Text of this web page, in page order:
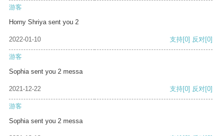
游客
Horny Shriya sent you 2
2022-01-10 支持[0] 反对[0]
游客
Sophia sent you 2 messa
2021-12-22 支持[0] 反对[0]
游客
Sophia sent you 2 messa